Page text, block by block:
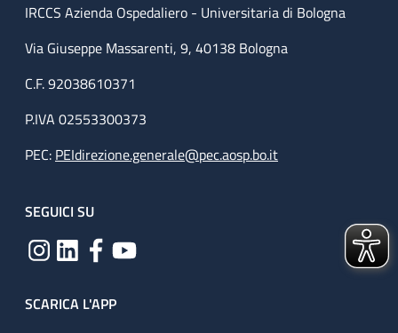
IRCCS Azienda Ospedaliero - Universitaria di Bologna
Via Giuseppe Massarenti, 9, 40138 Bologna
C.F. 92038610371
P.IVA 02553300373
PEC: PEIdirezione.generale@pec.aosp.bo.it
SEGUICI SU
SCARICA L'APP